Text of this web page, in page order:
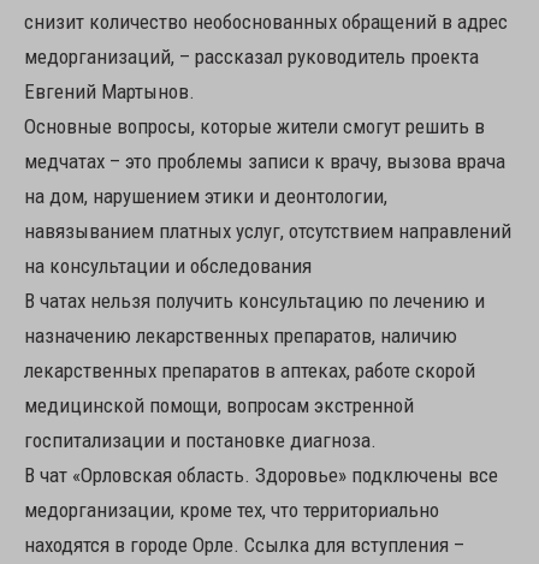
снизит количество необоснованных обращений в адрес
медорганизаций, – рассказал руководитель проекта
Евгений Мартынов.
Основные вопросы, которые жители смогут решить в
медчатах – это проблемы записи к врачу, вызова врача
на дом, нарушением этики и деонтологии,
навязыванием платных услуг, отсутствием направлений
на консультации и обследования
В чатах нельзя получить консультацию по лечению и
назначению лекарственных препаратов, наличию
лекарственных препаратов в аптеках, работе скорой
медицинской помощи, вопросам экстренной
госпитализации и постановке диагноза.
В чат «Орловская область. Здоровье» подключены все
медорганизации, кроме тех, что территориально
находятся в городе Орле. Ссылка для вступления –